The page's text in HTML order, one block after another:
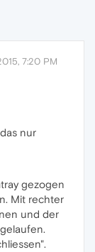
7:20 PM
nur
gezogen
Mit rechter
und der